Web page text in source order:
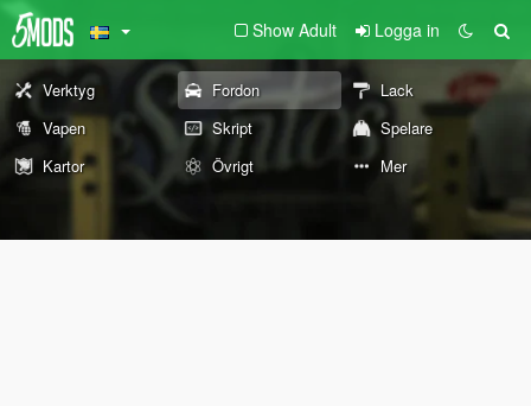
Show Adult Logga in
Verktyg Fordon
Lack
Vapen
Skript
Spelare
Kartor
Övrigt Mer